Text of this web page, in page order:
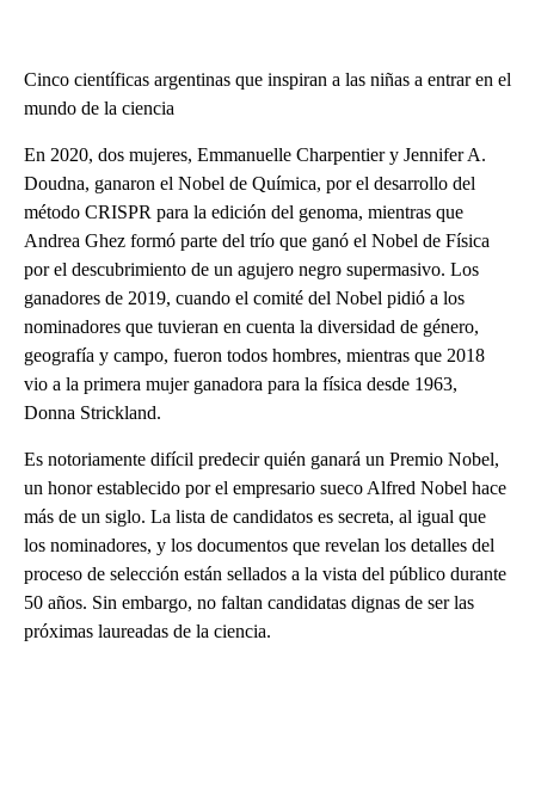
Cinco científicas argentinas que inspiran a las niñas a entrar en el
mundo de la ciencia
En 2020, dos mujeres, Emmanuelle Charpentier y Jennifer A.
Doudna, ganaron el Nobel de Química, por el desarrollo del
método CRISPR para la edición del genoma, mientras que
Andrea Ghez formó parte del trío que ganó el Nobel de Física
por el descubrimiento de un agujero negro supermasivo. Los
ganadores de 2019, cuando el comité del Nobel pidió a los
nominadores que tuvieran en cuenta la diversidad de género,
geografía y campo, fueron todos hombres, mientras que 2018
vio a la primera mujer ganadora para la física desde 1963,
Donna Strickland.
Es notoriamente difícil predecir quién ganará un Premio Nobel,
un honor establecido por el empresario sueco Alfred Nobel hace
más de un siglo. La lista de candidatos es secreta, al igual que
los nominadores, y los documentos que revelan los detalles del
proceso de selección están sellados a la vista del público durante
50 años. Sin embargo, no faltan candidatas dignas de ser las
próximas laureadas de la ciencia.